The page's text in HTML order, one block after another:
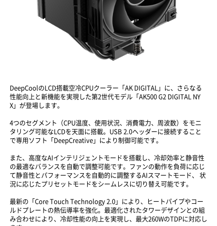
DeepCoolのLCD搭載空冷CPUクーラー「AK DIGITAL」に、さらなる
性能向上と新機能を実現した第2世代モデル「AK500 G2 DIGITAL NY
X」が登場します。
4つのセグメント（CPU温度、使用状況、消費電力、周波数）をモニ
タリング可能なLCDを天面に搭載。USB 2.0ヘッダーに接続すること
で専用ソフト「DeepCreative」により制御可能です。
また、高度なAIインテリジェントモードを搭載し、冷却効率と静音性
の最適なバランスを自動で調整可能です。ファンの動作を負荷に応じ
て静音性とパフォーマンスを自動的に調整するAIスマートモード、 状
況に応じたプリセットモードをシームレスに切り替え可能です。
最新の「Core Touch Technology 2.0」により、ヒートパイプやコー
ルドプレートの熱伝導率を強化。最適化されたタワーデザインとの組
み合わせにより、冷却性能の向上を実現し、最大260WのTDPに対応し